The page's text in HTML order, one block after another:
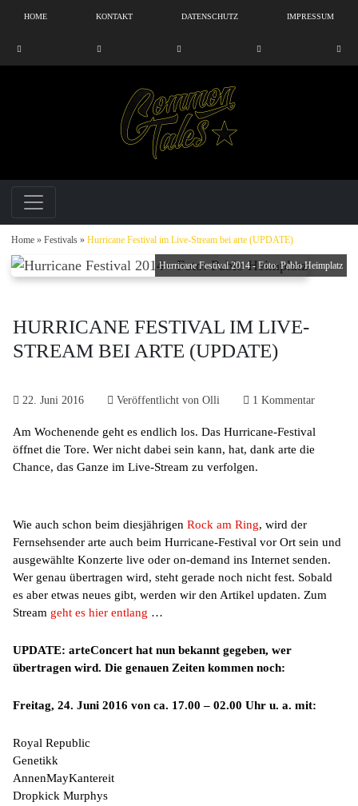
HOME KONTAKT DATENSCHUTZ IMPRESSUM
Home »Festivals »Hurricane Festival im Live-Stream bei arte (UPDATE)
Hurricane Festival 2014 - Foto: Pablo Heimplatz
HURRICANE FESTIVAL IM LIVE-
STREAM BEI ARTE (UPDATE)
22. Juni 2016 Veröffentlicht vonOlli 1 Kommentar
Am Wochenende geht es endlich los. Das Hurricane-Festival
öffnet die Tore. Wer nicht dabei sein kann, hat, dank arte die
Chance, das Ganze im Live-Stream zu verfolgen.
Wie auch schon beim diesjährigenRock am Ring, wird der
Fernsehsender arte auch beim Hurricane-Festival vor Ort sein und
ausgewählte Konzerte live oder on-demand ins Internet senden.
Wer genau übertragen wird, steht gerade noch nicht fest. Sobald
es aber etwas neues gibt, werden wir den Artikel updaten. Zum
Stream geht es hier entlang …
UPDATE: arteConcert hat nun bekannt gegeben, wer
übertragen wird. Die genauen Zeiten kommen noch:
Freitag, 24. Juni 2016 von ca. 17.00 – 02.00 Uhr u. a. mit:
Royal Republic
Genetikk
AnnenMayKantereit
Dropkick Murphys